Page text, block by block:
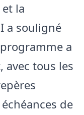
la
a souligné
a
avec tous les
de